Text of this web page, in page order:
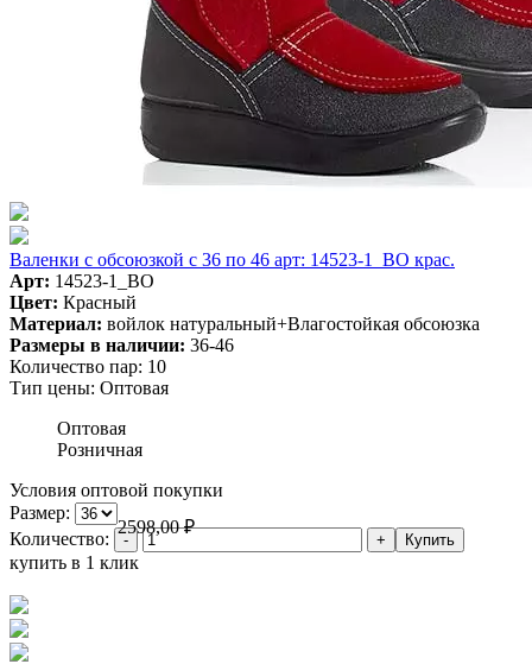
Валенки с обсоюзкой с 36 по 46 арт: 14523-1_BO крас.
Арт: 14523-1_BO
Цвет: Красный
Материал: войлок натуральный+Влагостойкая обсоюзка
Размеры в наличии: 36-46
Количество пар: 10
Тип цены: Оптовая
Оптовая
Розничная
Условия оптовой покупки
Размер:
2598,00₽
Количество:
купить в 1 клик